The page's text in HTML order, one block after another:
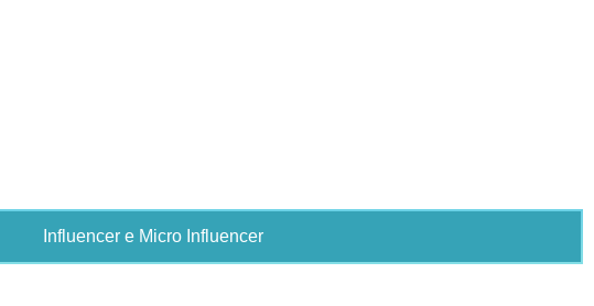
Influencer e Micro Influencer